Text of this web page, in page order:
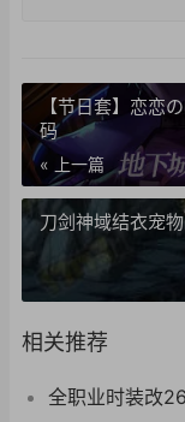
【节日套】恋恋
码
« 上一篇
刀剑神域结衣宠
相关推荐
全职业时装改